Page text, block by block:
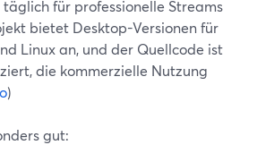
für professionelle Streams
bietet Desktop-Versionen für
Linux an, und der Quellcode ist
die kommerzielle Nutzung
)
gut: